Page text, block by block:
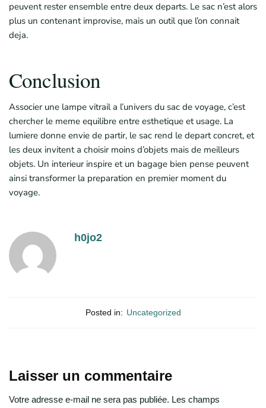
peuvent rester ensemble entre deux departs. Le sac n’est alors
plus un contenant improvise, mais un outil que l’on connait
deja.
Conclusion
Associer une lampe vitrail a l’univers du sac de voyage, c’est
chercher le meme equilibre entre esthetique et usage. La
lumiere donne envie de partir, le sac rend le depart concret, et
les deux invitent a choisir moins d’objets mais de meilleurs
objets. Un interieur inspire et un bagage bien pense peuvent
ainsi transformer la preparation en premier moment du
voyage.
h0jo2
Posted in: Uncategorized
Laisser un commentaire
Votre adresse e-mail ne sera pas publiée. Les champs